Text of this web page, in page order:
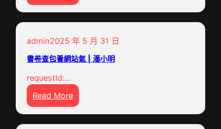
【
更
多
天
的
故
admin2025 年 5 月 31 日
書卷查包養網站氣 | 潘小明
requestId:…
Read More:
書